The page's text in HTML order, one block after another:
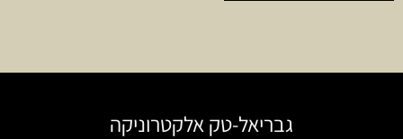
גבריאל-טק אלקטרוניקה